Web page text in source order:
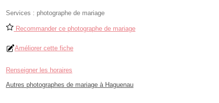
Services : photographe de mariage
Recommander ce photographe de mariage
Améliorer cette fiche
Renseigner les horaires
Autres photographes de mariage à Haguenau